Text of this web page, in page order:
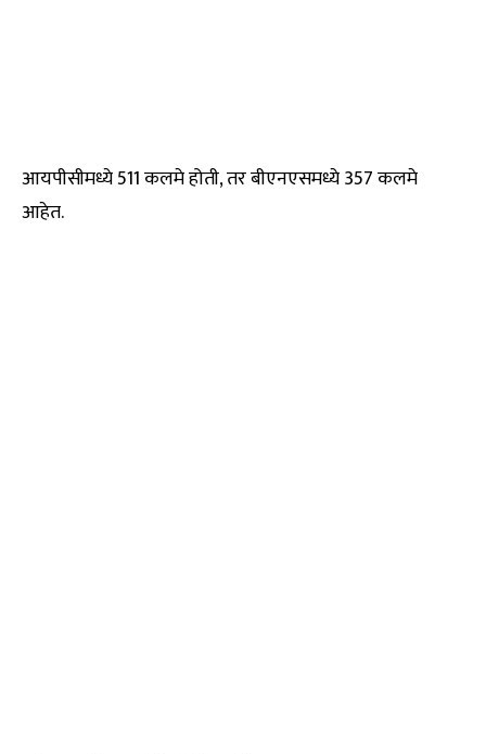
आयपीसीमध्ये 511 कलमे होती, तर बीएनएसमध्ये 357 कलमे
आहेत.